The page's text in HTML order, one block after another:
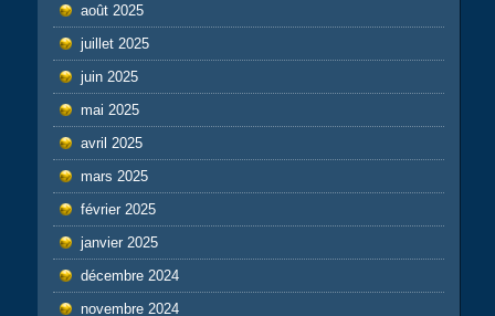
août 2025
juillet 2025
juin 2025
mai 2025
avril 2025
mars 2025
février 2025
janvier 2025
décembre 2024
novembre 2024